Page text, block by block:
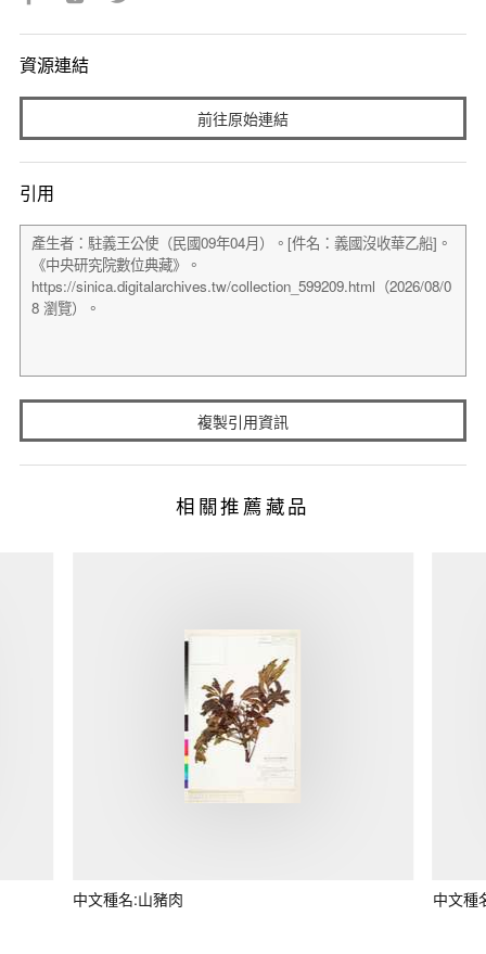
資源連結
前往原始連結
引用
複製引用資訊
相關推薦藏品
中文種名:山豬肉 中文種